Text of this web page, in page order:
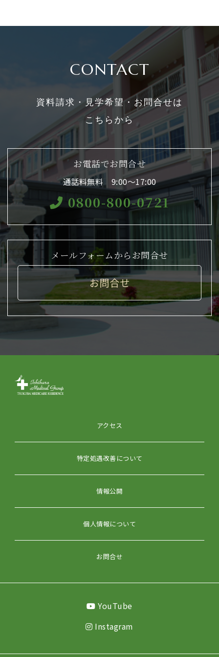
CONTACT
資料請求・見学希望・お問合せは
こちらから
お電話でお問合せ
通話料無料 9:00〜17:00
0800-800-0721
メールフォームからお問合せ
お問合せ
アクセス
特定処遇改善について
情報公開
個人情報について
お問合せ
YouTube
Instagram